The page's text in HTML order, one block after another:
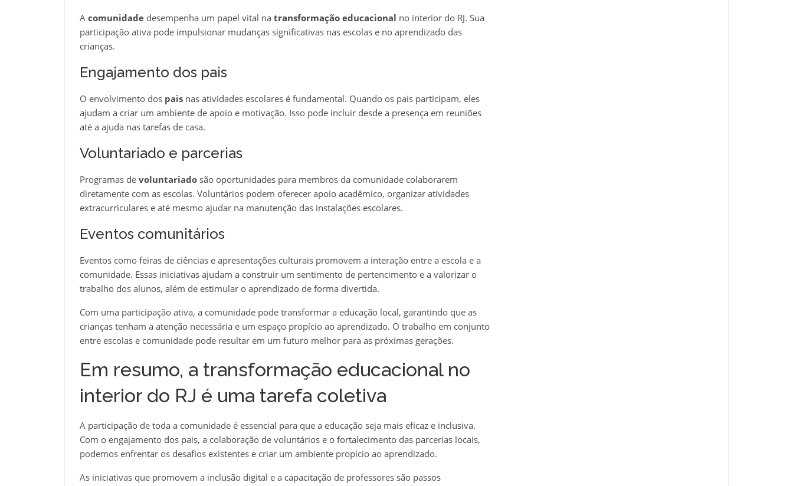
A comunidadedesempenha um papel vital na transformação educacional no interior do RJ. Sua
participação ativa pode impulsionar mudanças significativas nas escolas e no aprendizado das
crianças.
Engajamento dos pais
O envolvimento dos paisnas atividades escolares é fundamental. Quando os pais participam, eles
ajudam a criar um ambiente de apoio e motivação. Isso pode incluir desde a presença em reuniões
até a ajuda nas tarefas de casa.
Voluntariado e parcerias
Programas de voluntariadosão oportunidades para membros da comunidade colaborarem
diretamente com as escolas. Voluntários podem oferecer apoio acadêmico, organizar atividades
extracurriculares e até mesmo ajudar na manutenção das instalações escolares.
Eventos comunitários
Eventos como feiras de ciências e apresentações culturais promovem a interação entre a escola e a
comunidade. Essas iniciativas ajudam a construir um sentimento de pertencimento e a valorizar o
trabalho dos alunos, além de estimular o aprendizado de forma divertida.
Com uma participação ativa, a comunidade pode transformar a educação local, garantindo que as
crianças tenham a atenção necessária e um espaço propício ao aprendizado. O trabalho em conjunto
entre escolas e comunidade pode resultar em um futuro melhor para as próximas gerações.
Em resumo, a transformação educacional no
interior do RJ é uma tarefa coletiva
A participação de toda a comunidade é essencial para que a educação seja mais eficaz e inclusiva.
Com o engajamento dos pais, a colaboração de voluntários e o fortalecimento das parcerias locais,
podemos enfrentar os desafios existentes e criar um ambiente propício ao aprendizado.
As iniciativas que promovem a inclusão digital e a capacitação de professores são passos